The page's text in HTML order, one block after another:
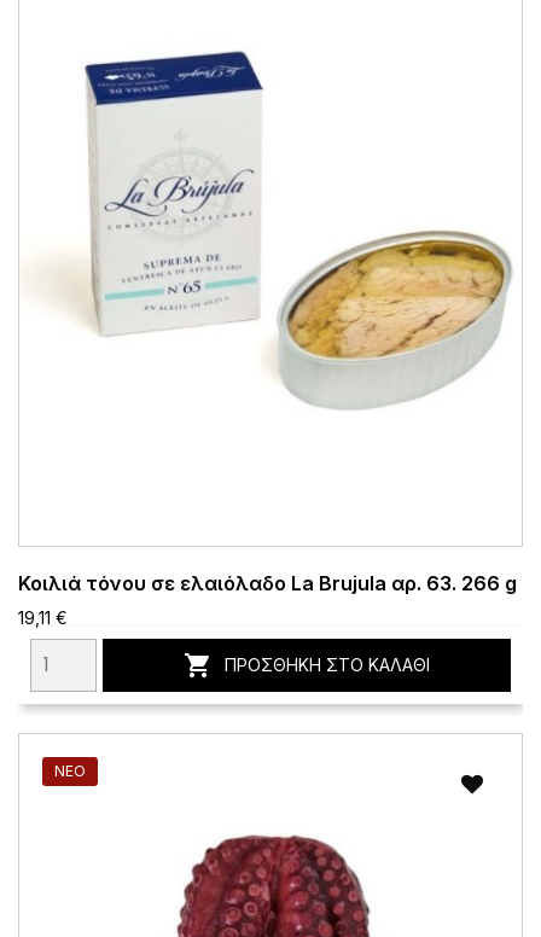
Κοιλιά τόνου σε ελαιόλαδο La Brujula αρ. 63. 266 g
19,11 €
 ΠΡΟΣΘΉΚΗ ΣΤΟ ΚΑΛΆΘΙ
ΝΈΟ